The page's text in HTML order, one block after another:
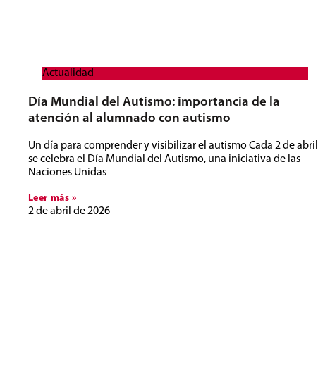
Actualidad
Día Mundial del Autismo: importancia de la
atención al alumnado con autismo
Un día para comprender y visibilizar el autismo Cada 2 de abril
se celebra el Día Mundial del Autismo, una iniciativa de las
Naciones Unidas
Leer más »
2 de abril de 2026